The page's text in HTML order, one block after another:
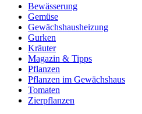
Bewässerung
Gemüse
Gewächshausheizung
Gurken
Kräuter
Magazin & Tipps
Pflanzen
Pflanzen im Gewächshaus
Tomaten
Zierpflanzen